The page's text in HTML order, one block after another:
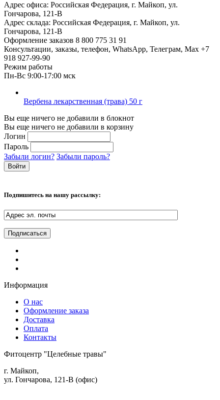
Адрес офиса: Российская Федерация, г. Майкоп, ул.
Гончарова, 121-В
Адрес склада: Российская Федерация, г. Майкоп, ул.
Гончарова, 121-В
Оформление заказов 8 800 775 31 91
Консультации, заказы, телефон, WhatsApp, Телеграм, Мах +7
918 927-99-90
Режим работы
Пн-Вс 9:00-17:00 мск
Вербена лекарственная (трава) 50 г
Вы еще ничего не добавили в блокнот
Вы еще ничего не добавили в корзину
Логин
Пароль
Забыли логин? Забыли пароль?
Подпишитесь на нашу рассылку:
Информация
О нас
Оформление заказа
Доставка
Оплата
Контакты
Фитоцентр "Целебные травы"
г. Майкоп,
ул. Гончарова, 121-В (офис)